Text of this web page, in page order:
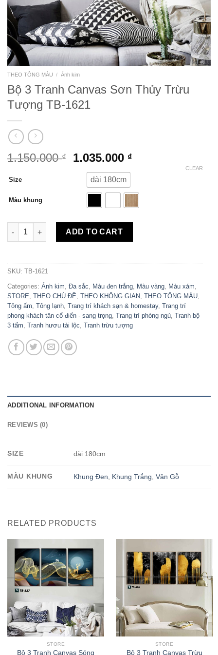
THEO TÔNG MÀU / Ánh kim
Bộ 3 Tranh Canvas Sơn Thủy Trừu
Tượng TB-1621
1.150.000₫ 1.035.000 ₫
Size dài 180cm
Màu khung
CLEAR
Bộ 3 Tranh Canvas Sơn Thủy Trừu Tượng TB-1621 quantity
ADD TO CART
SKU: TB-1621
Categories: Ánh kim, Đa sắc, Màu đen trắng, Màu vàng, Màu xám,
STORE, THEO CHỦ ĐỀ, THEO KHÔNG GIAN, THEO TÔNG MÀU,
Tông ấm, Tông lạnh, Trang trí khách sạn & homestay, Trang trí
phong khách tân cổ điển - sang trọng, Trang trí phòng ngủ, Tranh bộ
3 tấm, Tranh hươu tài lộc, Tranh trừu tượng
ADDITIONAL INFORMATION
REVIEWS (0)
SIZE dài 180cm
MÀU KHUNG Khung Đen, Khung Trắng,Vân Gỗ
RELATED PRODUCTS
STORE
Bộ 3 Tranh Canvas Sóng
STORE
Bộ 3 Tranh Canvas Trừu